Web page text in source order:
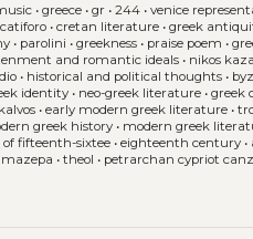
•greece •gr •244 •venice
•cretan literature •greek
• parolini •greekness • praise poem •
and romantic ideals • nikos
• historical and political thoughts •
identity • neo-greek literature •greek
•early modern greek literature •
greek history • modern greek
fifteenth-sixtee •eighteenth century •
•theol • petrarchan cypriot